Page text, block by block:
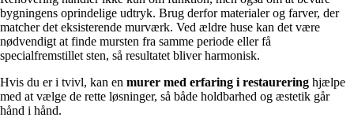
bygningens oprindelige udtryk. Brug derfor materialer og farver, der
matcher det eksisterende murværk. Ved ældre huse kan det være
nødvendigt at finde mursten fra samme periode eller få
specialfremstillet sten, så resultatet bliver harmonisk.
Hvis du er i tvivl, kan en murer med erfaring i restaurering hjælpe
med at vælge de rette løsninger, så både holdbarhed og æstetik går
hånd i hånd.